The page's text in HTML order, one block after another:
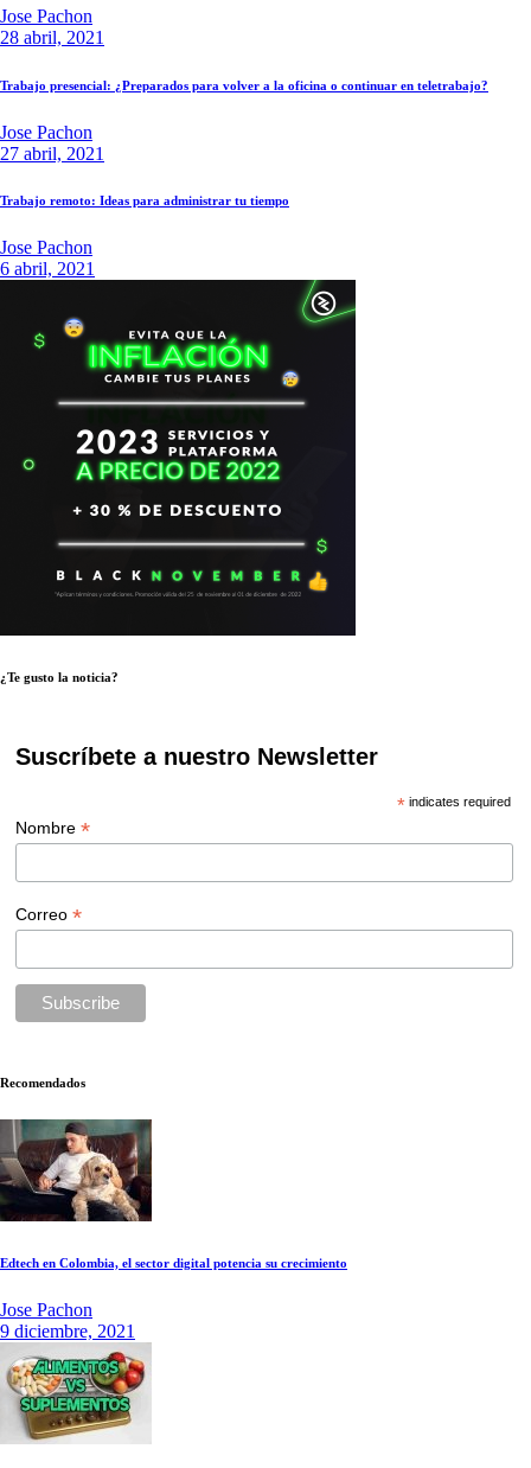
Jose Pachon
28 abril, 2021
Trabajo presencial: ¿Preparados para volver a la oficina o continuar en teletrabajo?
Jose Pachon
27 abril, 2021
Trabajo remoto: Ideas para administrar tu tiempo
Jose Pachon
6 abril, 2021
¿Te gusto la noticia?
Suscríbete a nuestro Newsletter
*indicates required
Nombre*
Correo*
Recomendados
Edtech en Colombia, el sector digital potencia su crecimiento
Jose Pachon
9 diciembre, 2021